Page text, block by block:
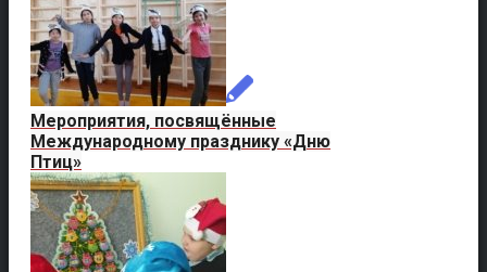
Мероприятия, посвящённые
Международному празднику «Дню
Птиц»